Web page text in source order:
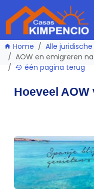
Home
Alle
AOW en emigreren
één pagina terug
Hoeveel